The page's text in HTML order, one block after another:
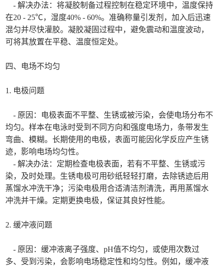
- 解决办法：将凝胶制备过程控制在稳定环境中，温度保持
在20 - 25℃，湿度40% - 60%。准确称量引发剂，加入后迅速
混匀并尽快灌胶。凝胶凝固过程中，避免震动和温度波动，
可将其放置在平稳、温度恒定处。
四、电场不均匀
1. 电极问题
- 原因：电极表面不平整、生锈或被污染，会使电场分布不
均匀。样本在电泳时受到不同方向和强度电场力，条带发生
弯曲、模糊。长期使用的电极，表面可能因化学反应产生锈
迹，影响电场均匀性。
- 解决办法：定期检查电极表面，若有不平整、生锈或污
染，及时处理。生锈电极可用砂纸轻轻打磨，去除锈迹后用
蒸馏水冲洗干净；污染电极用合适清洁剂清洗，再用蒸馏水
冲洗并干燥。定期更换电极，保证其良好性能。
2. 缓冲液问题
- 原因：缓冲液离子强度、pH值不均匀，或使用次数过
多、受到污染，会影响电场稳定性和均匀性。例如，缓冲液